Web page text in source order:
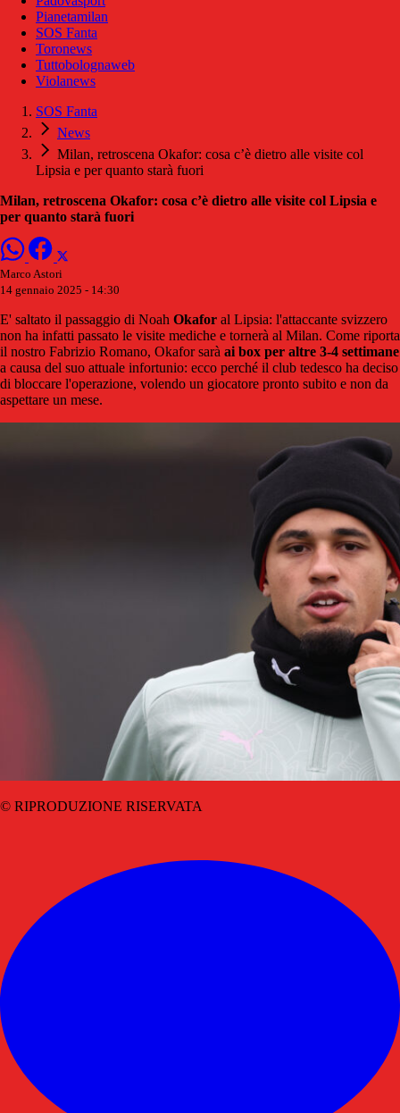
Pianetamilan
SOS Fanta
Toronews
Tuttobolognaweb
Violanews
SOS Fanta
News
Milan, retroscena Okafor: cosa c’è dietro alle visite col
Lipsia e per quanto starà fuori
Milan, retroscena Okafor: cosa c’è dietro alle visite col Lipsia e
per quanto starà fuori
Marco Astori
14 gennaio 2025 - 14:30
E' saltato il passaggio di Noah Okafor al Lipsia: l'attaccante svizzero
non ha infatti passato le visite mediche e tornerà al Milan. Come riporta
il nostro Fabrizio Romano, Okafor sarà ai box per altre 3-4 settimane
a causa del suo attuale infortunio: ecco perché il club tedesco ha deciso
di bloccare l'operazione, volendo un giocatore pronto subito e non da
aspettare un mese.
© RIPRODUZIONE RISERVATA